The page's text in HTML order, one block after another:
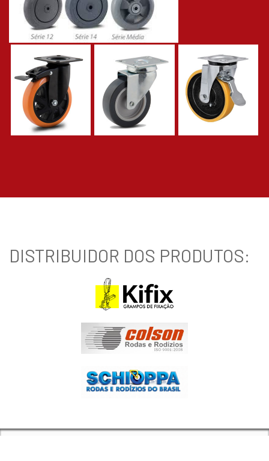
DISTRIBUIDOR DOS PRODUTOS: